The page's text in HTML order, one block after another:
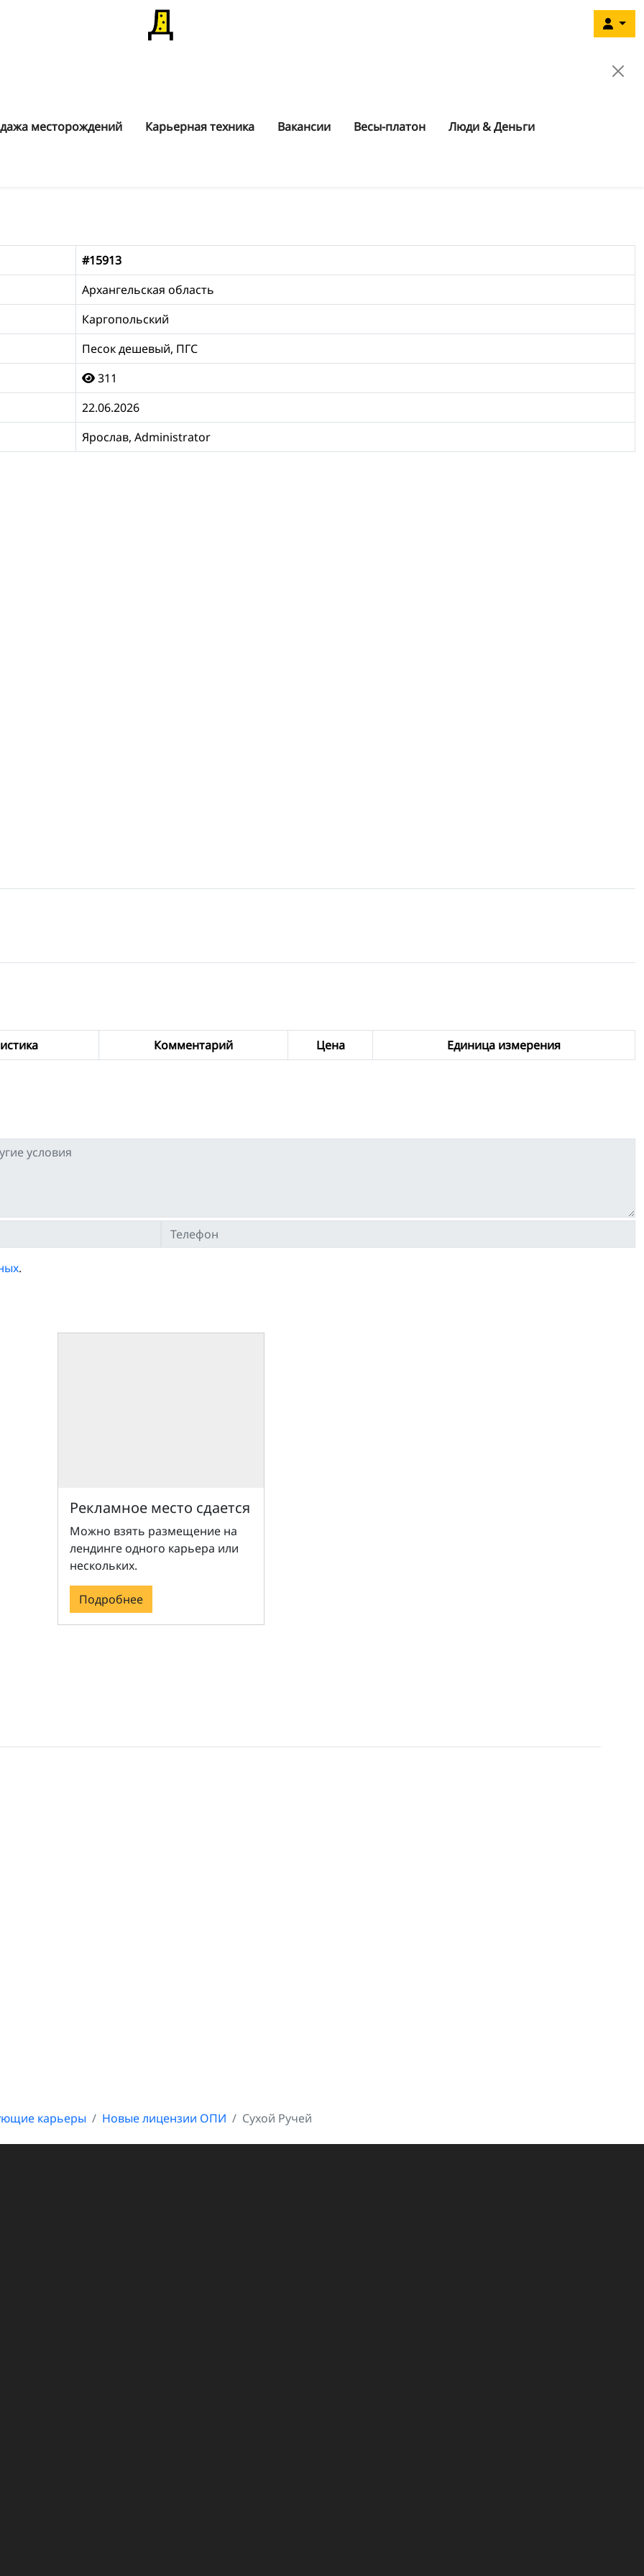
месторождений Карьерная техника Вакансии Весы-платон
Люди & Деньги
#15913
Архангельская область
Каргопольский
Песок дешевый, ПГС
311
22.06.2026
Ярослав, Administrator
Комментарий Цена Единица измерения
.
Рекламное место сдается
Можно взять размещение на
лендинге одного карьера или
нескольких.
Подробнее
карьеры Новые лицензии ОПИ Сухой Ручей